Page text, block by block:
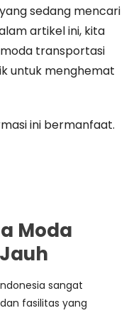
sedang mencari
artikel ini, kita
transportasi
untuk menghemat
ini bermanfaat.
Moda
sangat
fasilitas yang